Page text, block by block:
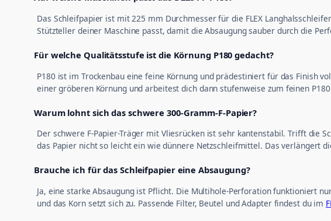
Das Schleifpapier ist mit 225 mm Durchmesser für die FLEX
Stützteller deiner Maschine passt, damit die Absaugung sauber durch die
Für welche Qualitätsstufe ist die Körnung P180 gedacht?
P180 ist im Trockenbau eine feine Körnung und prädestiniert für das Finish
einer gröberen Körnung und arbeitest dich dann stufenweise zum feinen
Warum lohnt sich das schwere 300-Gramm-F-Papier?
Der schwere F-Papier-Träger mit Vliesrücken ist sehr kantenstabil. Trifft die
das Papier nicht so leicht ein wie dünnere Netzschleifmittel. Das verlängert
Brauche ich für das Schleifpapier eine Absaugung?
Ja, eine starke Absaugung ist Pflicht. Die Multihole-Perforation funktioniert
und das Korn setzt sich zu. Passende Filter, Beutel und Adapter findest du im